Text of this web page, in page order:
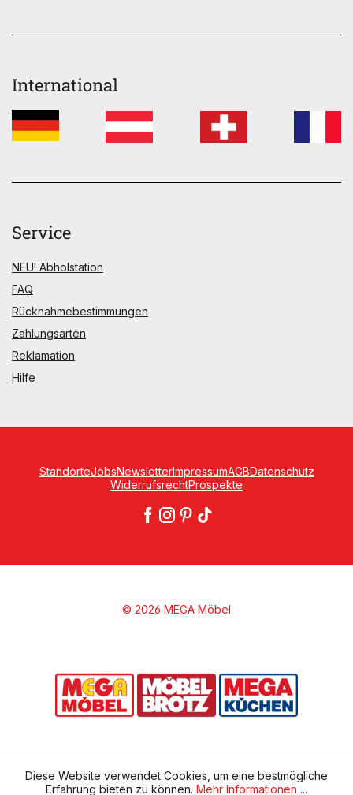
International
Service
NEU! Abholstation
FAQ
Rücknahmebestimmungen
Zahlungsarten
Reklamation
Hilfe
StandorteJobsNewsletterImpressumAGBDatenschutz
WiderrufsrechtProspekte
© 2026 MEGA Möbel
Diese Website verwendet Cookies, um eine bestmögliche
Erfahrung bieten zu können. Mehr Informationen ...